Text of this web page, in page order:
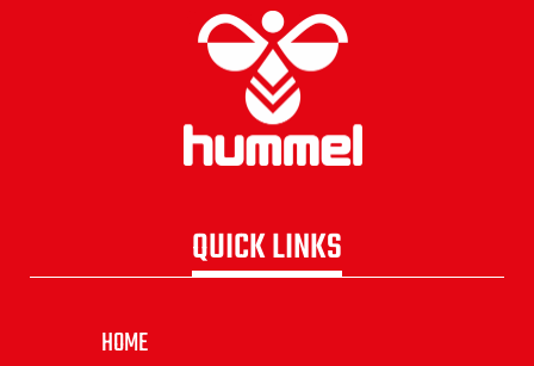
QUICK LINKS
HOME